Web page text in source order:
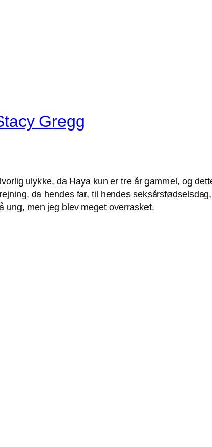
Gregg
ulykke, da Haya kun er tre år gammel, og
da hendes far, til hendes
ung, men jeg blev meget overrasket.